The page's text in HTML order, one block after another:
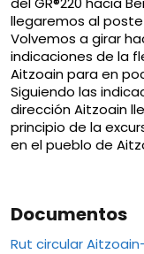
llegaremos al
Volvemos a girar
indicaciones de la
Aitzoain para en
Siguiendo las
dirección Aitzoain
principio de la
en el pueblo de
Documentos
Rut circular